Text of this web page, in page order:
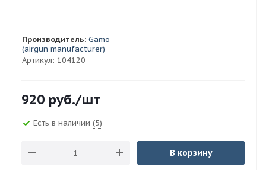
Артикул: 104120
Производитель: Gamo
(airgun manufacturer)
920 руб./шт
Есть в наличии (5)
В корзину